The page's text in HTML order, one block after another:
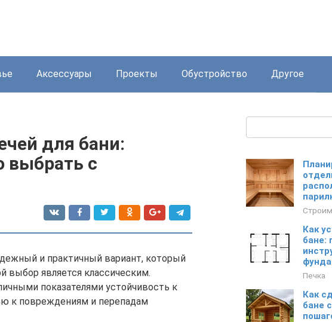
Аксессуары Проекты Обустройство Другое
для бани:
выбрать с
и практичный вариант, который
выбор является классическим.
показателями устойчивость к
к повреждениям и перепадам
Строим
Как
бане:
Печка
Как
бане